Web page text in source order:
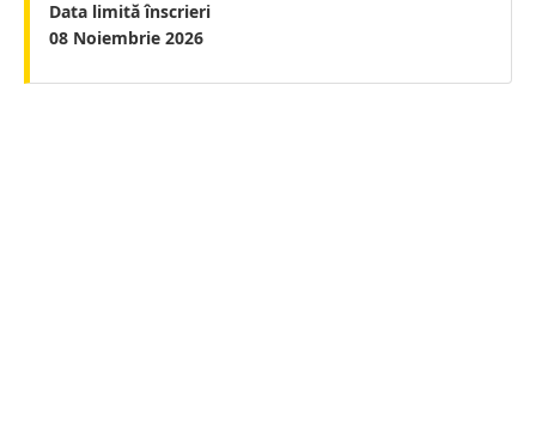
Data limită înscrieri
08 Noiembrie 2026